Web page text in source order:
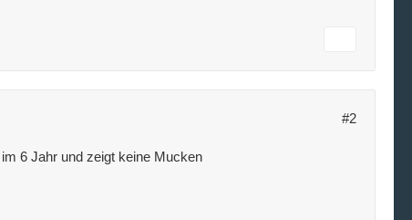
#2
6 Jahr und zeigt keine Mucken